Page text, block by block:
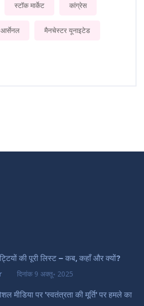
स्टॉक मार्केट कांग्रेस
आर्सेनल मैनचेस्टर यूनाइटेड
की पूरी लिस्ट – कब, कहाँ और क्यों?
दिनांक 9 अक्तू॰ 2025
मीडिया पर 'स्वतंत्रता की मूर्ति' पर हमले का